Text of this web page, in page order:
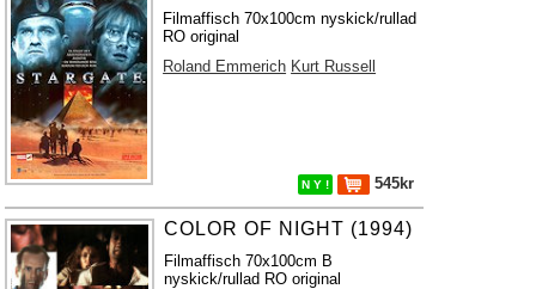
Filmaffisch 70x100cm nyskick/rullad
RO original
Roland Emmerich Kurt Russell
N Y ! 545kr
COLOR OF NIGHT (1994)
Filmaffisch 70x100cm B
nyskick/rullad RO original